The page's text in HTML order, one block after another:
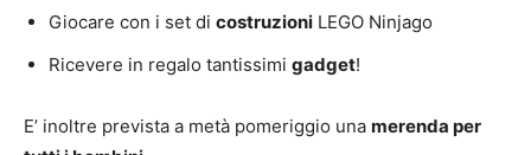
Giocare con i set di costruzioni LEGO Ninjago
Ricevere in regalo tantissimi gadget!
E’ inoltre prevista a metà pomeriggio una merenda per